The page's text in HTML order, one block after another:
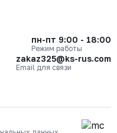
пн-пт 9:00 - 18:00
Режим работы
zakaz325@ks-rus.com
Email для связи